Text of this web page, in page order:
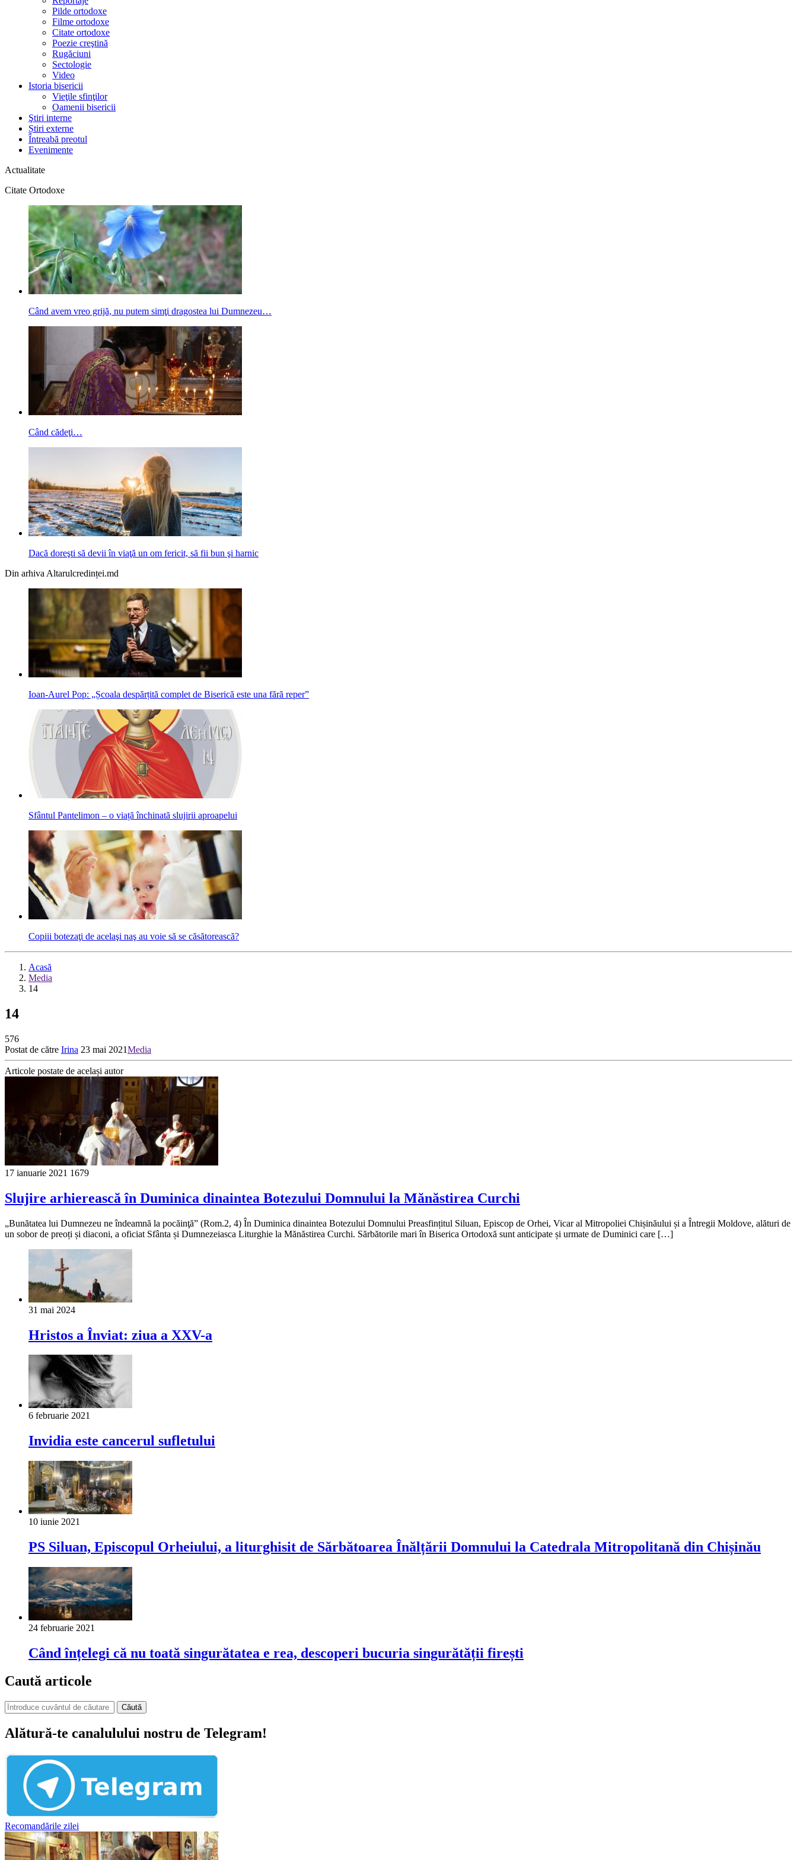
Pilde ortodoxe
Filme ortodoxe
Citate ortodoxe
Poezie creştină
Rugăciuni
Sectologie
Video
Istoria bisericii
Vieţile sfinţilor
Oamenii bisericii
Ştiri interne
Știri externe
Întreabă preotul
Evenimente
Actualitate
Citate Ortodoxe
Când avem vreo grijă, nu putem simţi dragostea lui Dumnezeu…
Când cădeţi…
Dacă doreşti să devii în viaţă un om fericit, să fii bun şi harnic
Din arhiva Altarulcredinței.md
Ioan-Aurel Pop: „Școala despărțită complet de Biserică este una fără reper”
Sfântul Pantelimon – o viață închinată slujirii aproapelui
Copiii botezaţi de acelaşi naş au voie să se căsătorească?
Acasă
Media
14
14
576
Postat de către Irina 23 mai 2021Media
Articole postate de același autor
17 ianuarie 2021 1679
Slujire arhierească în Duminica dinaintea Botezului Domnului la Mănăstirea Curchi
„Bunătatea lui Dumnezeu ne îndeamnă la pocăinţă” (Rom.2, 4) În Duminica dinaintea Botezului Domnului Preasfințitul Siluan, Episcop de Orhei, Vicar al Mitropoliei Chișinăului și a Întregii Moldove, alături de
un sobor de preoți și diaconi, a oficiat Sfânta și Dumnezeiasca Liturghie la Mănăstirea Curchi. Sărbătorile mari în Biserica Ortodoxă sunt anticipate și urmate de Duminici care […]
31 mai 2024
Hristos a Înviat: ziua a XXV-a
6 februarie 2021
Invidia este cancerul sufletului
10 iunie 2021
PS Siluan, Episcopul Orheiului, a liturghisit de Sărbătoarea Înălțării Domnului la Catedrala Mitropolitană din Chișinău
24 februarie 2021
Când înțelegi că nu toată singurătatea e rea, descoperi bucuria singurătății firești
Caută articole
Căută
Alătură-te canalulului nostru de Telegram!
Recomandările zilei